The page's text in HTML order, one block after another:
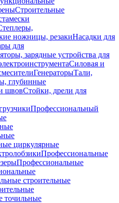
Строительные
ножницы, резакиНасадки для
для
зарядные устройства для
Силовая и
ГенераторыТали,
глубинные
швовСтойки, дрели для
Профессиональный
циркулярные
Профессиональные
Профессиональные
строительные
точильные